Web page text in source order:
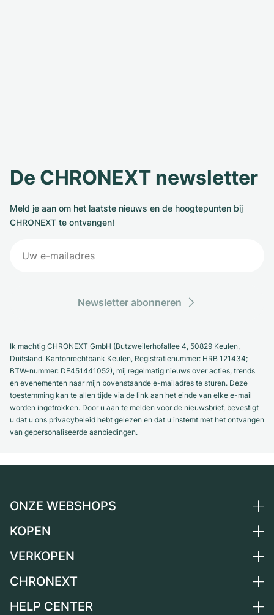
De CHRONEXT newsletter
Meld je aan om het laatste nieuws en de hoogtepunten bij
CHRONEXT te ontvangen!
Newsletter abonneren
Ik machtig CHRONEXT GmbH (Butzweilerhofallee 4, 50829 Keulen,
Duitsland. Kantonrechtbank Keulen, Registratienummer: HRB 121434;
BTW-nummer: DE451441052), mij regelmatig nieuws over acties, trends
en evenementen naar mijn bovenstaande e-mailadres te sturen. Deze
toestemming kan te allen tijde via de link aan het einde van elke e-mail
worden ingetrokken. Door u aan te melden voor de nieuwsbrief, bevestigt
u dat u ons privacybeleid hebt gelezen en dat u instemt met het ontvangen
van gepersonaliseerde aanbiedingen.
ONZE WEBSHOPS
Duitsland
Zwitserland
Frankrijk
KOPEN
Alle luxe horloges
Independent Brands
VERKOPEN
Horloge verkopen
CHRONEXT
Over ons
HELP CENTER